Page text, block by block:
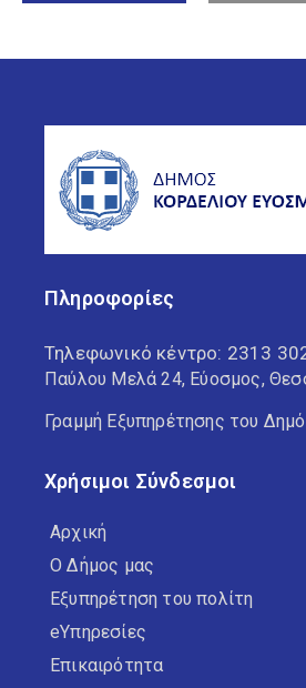
Πληροφορίες
Τηλεφωνικό κέντρο: 2313
Παύλου Μελά 24, Εύοσμος,
Γραμμή Εξυπηρέτησης του
Χρήσιμοι Σύνδεσμοι
Αρχική
Ο Δήμος μας
Εξυπηρέτηση του πολίτη
eΥπηρεσίες
Επικαιρότητα